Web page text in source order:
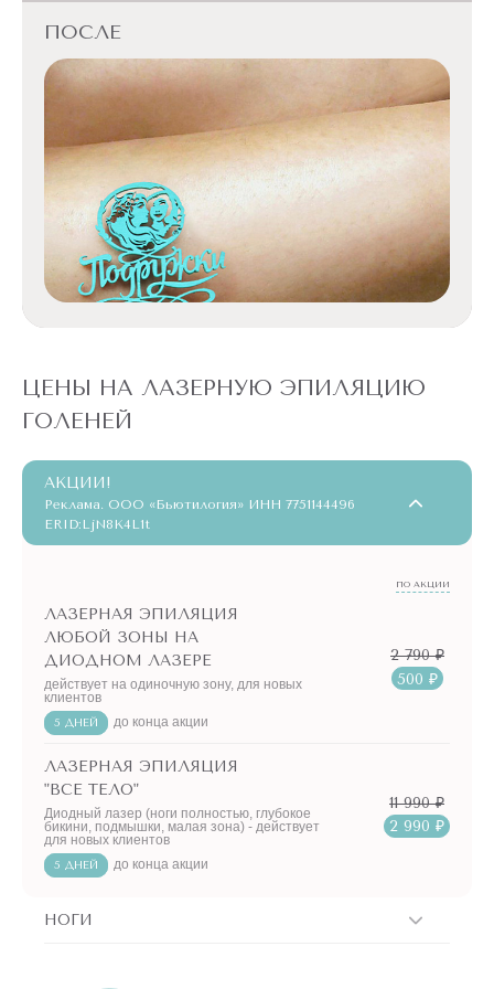
ПОСЛЕ
ПОСЛЕ
ПОСЛЕ
ПОСЛЕ
ЦЕНЫ НА ЛАЗЕРНУЮ ЭПИЛЯЦИЮ
ГОЛЕНЕЙ
АКЦИИ!
Реклама. ООО «Бьютилогия» ИНН 7751144496
ERID:LjN8K4L1t
ПО АКЦИИ
ЛАЗЕРНАЯ ЭПИЛЯЦИЯ
ЛЮБОЙ ЗОНЫ НА
ДИОДНОМ ЛАЗЕРЕ
действует на одиночную зону, для новых
клиентов
5 ДНЕЙ до конца акции
2 790 ₽
500 ₽
ЛАЗЕРНАЯ ЭПИЛЯЦИЯ
"ВСЕ ТЕЛО"
Диодный лазер (ноги полностью, глубокое
бикини, подмышки, малая зона) - действует
для новых клиентов
5 ДНЕЙ до конца акции
11 990 ₽
2 990 ₽
НОГИ